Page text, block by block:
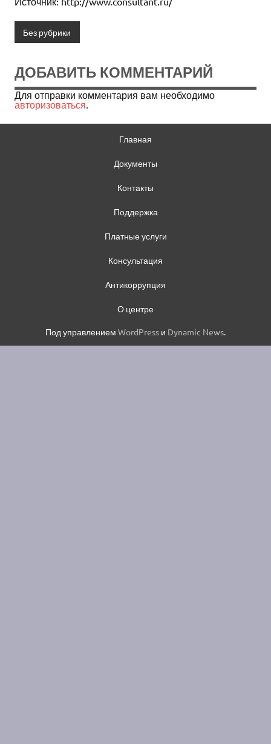
Без рубрики
ДОБАВИТЬ КОММЕНТАРИЙ
Для отправки комментария вам необходимо
авторизоваться.
Главная
Документы
Контакты
Поддержка
Платные услуги
Консультация
Антикоррупция
О центре
Под управлением WordPress и Dynamic News.